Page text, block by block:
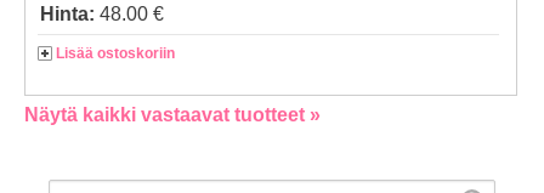
Hinta: 48.00 €
Lisää ostoskoriin
Näytä kaikki vastaavat tuotteet »